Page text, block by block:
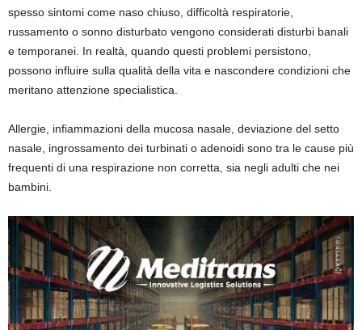
spesso sintomi come naso chiuso, difficoltà respiratorie,
russamento o sonno disturbato vengono considerati disturbi banali
e temporanei. In realtà, quando questi problemi persistono,
possono influire sulla qualità della vita e nascondere condizioni che
meritano attenzione specialistica.
Allergie, infiammazioni della mucosa nasale, deviazione del setto
nasale, ingrossamento dei turbinati o adenoidi sono tra le cause più
frequenti di una respirazione non corretta, sia negli adulti che nei
bambini.